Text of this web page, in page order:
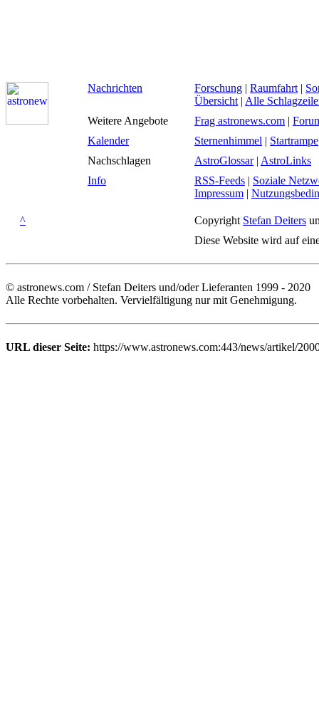
Nachrichten Forschung | Raumfahrt |
Übersicht | Alle
Weitere Angebote
Frag astronews.com |
Kalender
Sternenhimmel | Startrampe
Nachschlagen
AstroGlossar| AstroLinks
Info
RSS-Feeds | Soziale
Impressum |
^ Copyright Stefan Deiters
Diese Website wird auf
© astronews.com / Stefan Deiters und/oder Lieferanten 1999 - 2020
Alle Rechte vorbehalten. Vervielfältigung nur mit Genehmigung.
URL dieser Seite: https://www.astronews.com:443/news/artikel/